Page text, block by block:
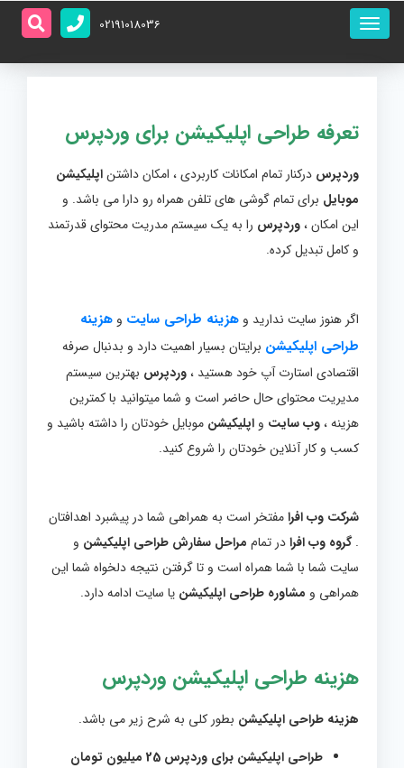
منو
اصلی
02191018036
تعرفه طراحی اپلیکیشن برای وردپرس
وردپرس درکنار تمام امکانات کاربردی ، امکان داشتناپلیکیشن
موبایل برای تمام گوشی های تلفن همراه رو دارا می باشد. و
این امکان ،وردپرس را به یک سیستم مدریت محتوای قدرتمند
و کامل تبدیل کرده.
اگر هنوز سایت ندارید و هزینه طراحی سایت و هزینه
طراحی اپلیکیشن برایتان بسیار اهمیت دارد و بدنبال صرفه
اقتصادی استارت آپ خود هستید ،وردپرس بهترین سیستم
مدیریت محتوای حال حاضر است و شما میتوانید با کمترین
هزینه ،وب سایت و اپلیکیشن موبایل خودتان را داشته باشید و
کسب و کار آنلاین خودتان را شروع کنید.
شرکت وب افرامفتخر است به همراهی شما در پیشبرد اهدافتان
.گروه وب افرادر تمام مراحل سفارش طراحی اپلیکیشن و
سایت شما با شما همراه است و تا گرفتن نتیجه دلخواه شما این
همراهی و مشاوره طراحی اپلیکیشن یا سایت ادامه دارد.
هزینه طراحی اپلیکیشن وردپرس
هزینه طراحی اپلیکیشن بطور کلی به شرح زیر می باشد.
طراحی اپلیکیشن برای وردپرس 25 میلیون تومان